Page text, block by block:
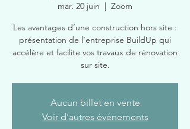
mar. 20 juin
  |
Zoom
Les avantages d’une construction hors site :
présentation de l’entreprise BuildUp qui
accélère et facilite vos travaux de rénovation
sur site.
Aucun billet en vente
Voir d'autres événements